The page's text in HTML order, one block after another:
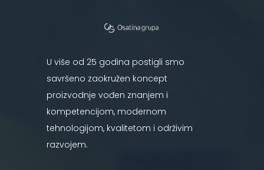
U više od 25 godina postigli smo
savršeno zaokružen koncept
proizvodnje vođen znanjem i
kompetencijom, modernom
tehnologijom, kvalitetom i održivim
razvojem.